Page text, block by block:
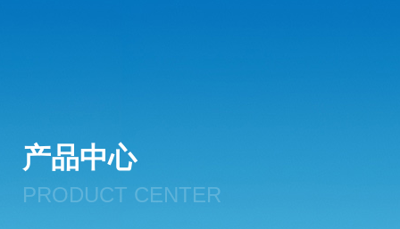
产品中心
PRODUCT CENTER